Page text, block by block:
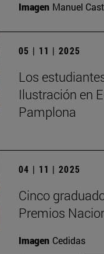
Imagen Manuel
05 | 11 | 2025
Los
Ilustración en
Pamplona
04 | 11 | 2025
Cinco
Premios
Imagen Cedidas